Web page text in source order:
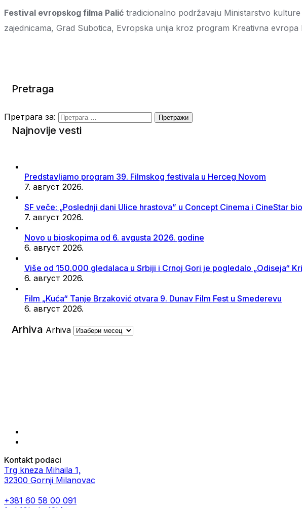
Festival evropskog filma Palić tradicionalno podržavaju Ministarstvo
zajednicama, Grad Subotica, Evropska unija kroz program Kreativna
Pretraga
Претрага за:
Najnovije vesti
Predstavljamo program 39. Filmskog festivala u Herceg Novom
7. август 2026.
SF veče: „Poslednji dani Ulice hrastova” u Concept Cinema i CineStar
7. август 2026.
Novo u bioskopima od 6. avgusta 2026. godine
6. август 2026.
Više od 150.000 gledalaca u Srbiji i Crnoj Gori je pogledalo „Odiseja“
6. август 2026.
Film „Kuća“ Tanje Brzaković otvara 9. Dunav Film Fest u Smederevu
6. август 2026.
Arhiva Arhiva
Kontakt podaci
Trg kneza Mihaila 1,
32300 Gornji Milanovac
+381 60 58 00 091